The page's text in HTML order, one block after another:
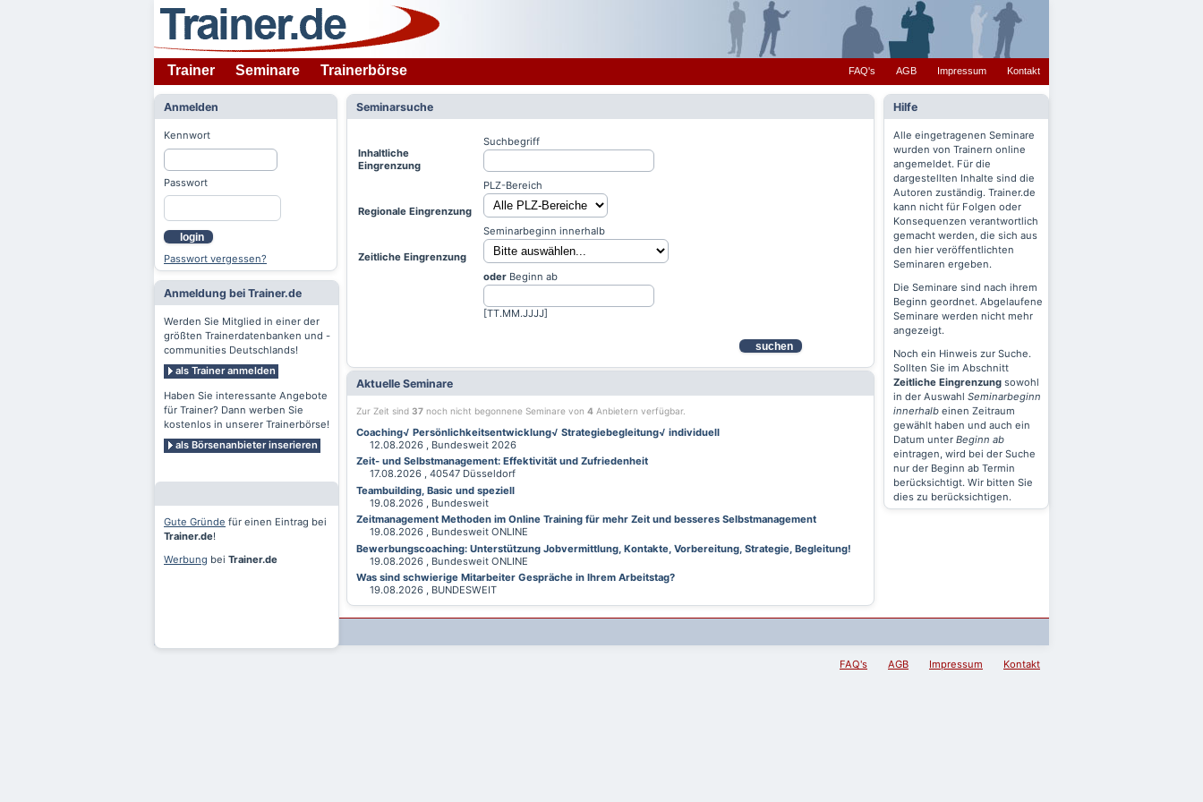
Trainer Seminare Trainerbörse FAQ's AGB Impressum Kontakt
Anmelden
Kennwort
Passwort
login
Passwort vergessen?
Anmeldung bei Trainer.de
Werden Sie Mitglied in einer der
größten Trainerdatenbanken und -
communities Deutschlands!
als Trainer anmelden
Haben Sie interessante Angebote
für Trainer? Dann werben Sie
kostenlos in unserer Trainerbörse!
als Börsenanbieter inserieren
Gute Gründe für einen Eintrag bei
Trainer.de!
Werbung bei Trainer.de
Hilfe
Alle eingetragenen Seminare
wurden von Trainern online
angemeldet. Für die
dargestellten Inhalte sind die
Autoren zuständig. Trainer.de
kann nicht für Folgen oder
Konsequenzen verantwortlich
gemacht werden, die sich aus
den hier veröffentlichten
Seminaren ergeben.
Die Seminare sind nach ihrem
Beginn geordnet. Abgelaufene
Seminare werden nicht mehr
angezeigt.
Noch ein Hinweis zur Suche.
Sollten Sie im Abschnitt
Zeitliche Eingrenzung sowohl
in der Auswahl Seminarbeginn
innerhalb einen Zeitraum
gewählt haben und auch ein
Datum unter Beginn ab
eintragen, wird bei der Suche
nur der Beginn ab Termin
berücksichtigt. Wir bitten Sie
dies zu berücksichtigen.
Seminarsuche
Inhaltliche
Eingrenzung
Suchbegriff
Regionale Eingrenzung
PLZ-Bereich
Zeitliche Eingrenzung
Seminarbeginn innerhalb
oder Beginn ab
[TT.MM.JJJJ]
suchen
Aktuelle Seminare
Zur Zeit sind 37 noch nicht begonnene Seminare von 4 Anbietern verfügbar.
Coaching√ Persönlichkeitsentwicklung√ Strategiebegleitung√ individuell
12.08.2026 , Bundesweit 2026
Zeit- und Selbstmanagement: Effektivität und Zufriedenheit
17.08.2026 , 40547 Düsseldorf
Teambuilding, Basic und speziell
19.08.2026 , Bundesweit
Zeitmanagement Methoden im Online Training für mehr Zeit und besseres Selbstmanagement
19.08.2026 , Bundesweit ONLINE
Bewerbungscoaching: Unterstützung Jobvermittlung, Kontakte, Vorbereitung, Strategie, Begleitung!
19.08.2026 , Bundesweit ONLINE
Was sind schwierige Mitarbeiter Gespräche in Ihrem Arbeitstag?
19.08.2026 , BUNDESWEIT
FAQ's AGB Impressum Kontakt